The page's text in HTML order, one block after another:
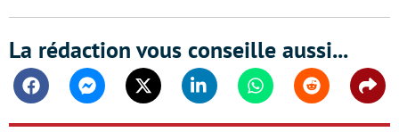
La rédaction vous conseille aussi...
FacebookMessengerTwitter Linkedin WhatsappReddit